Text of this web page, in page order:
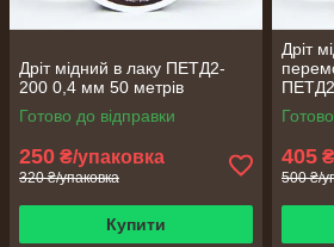
Дріт мідний в лаку ПЕТД2-
200 0,4 мм 50 метрів
Готово до відправки
250 ₴/упаковка
320 ₴/упаковка
Купити
Дріт
405
500 ₴/